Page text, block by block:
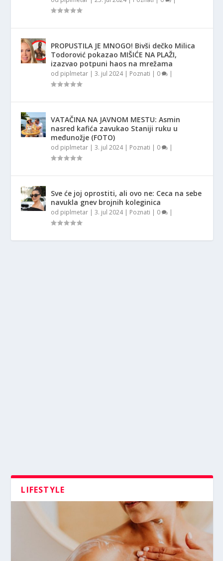
PROPUSTILA JE MNOGO! Bivši dečko Milica
Todorović pokazao MIŠIĆE NA PLAŽI,
izazvao potpuni haos na mrežama
od piplmetar |3. jul 2024| Poznati | 0 |
VATAČINA NA JAVNOM MESTU: Asmin
nasred kafića zavukao Staniji ruku u
međunožje (FOTO)
od piplmetar |3. jul 2024| Poznati | 0 |
Sve će joj oprostiti, ali ovo ne: Ceca na sebe
navukla gnev brojnih koleginica
od piplmetar |3. jul 2024| Poznati | 0 |
LIFESTYLE